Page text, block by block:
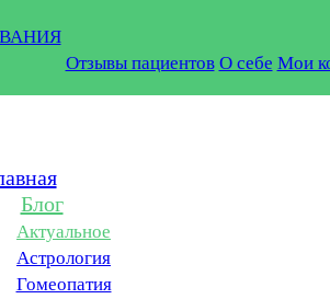
Отзывы пациентов О себе Мои
Блог
Актуальное
Астрология
Гомеопатия